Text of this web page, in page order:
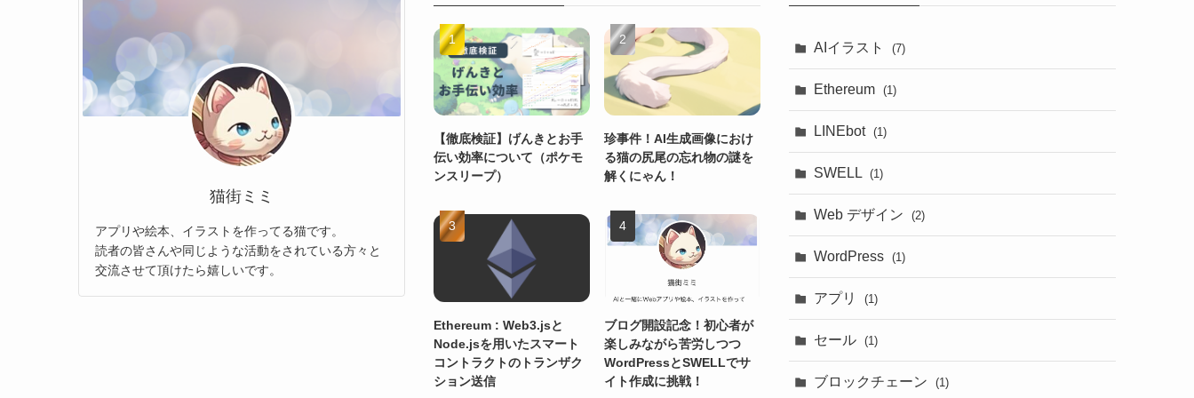
猫街ミミ
アプリや絵本、イラストを作ってる猫です。
読者の皆さんや同じような活動をされている方々と
交流させて頂けたら嬉しいです。
【徹底検証】げんきとお手
伝い効率について（ポケモ
ンスリープ）
珍事件！AI生成画像におけ
る猫の尻尾の忘れ物の謎を
解くにゃん！
Ethereum : Web3.jsと
Node.jsを用いたスマート
コントラクトのトランザク
ション送信
ブログ開設記念！初心者が
楽しみながら苦労しつつ
WordPressとSWELLでサ
イト作成に挑戦！
AIイラスト (7)
Ethereum (1)
LINEbot (1)
SWELL (1)
Web デザイン (2)
WordPress (1)
アプリ (1)
セール (1)
ブロックチェーン (1)